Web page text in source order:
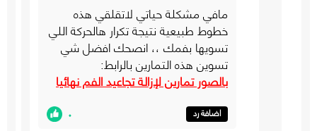
مافي مشكلة حياتي لاتقلقي هذه
خطوط طبيعية نتيجة تكرار هالحركة اللي
تسويها بفمك ،، انصحك افضل شي
تسوين هذه التمارين بالرابط:
بالصور تمارين لإزالة تجاعيد الفم نهائيا
اضافة رد ٠